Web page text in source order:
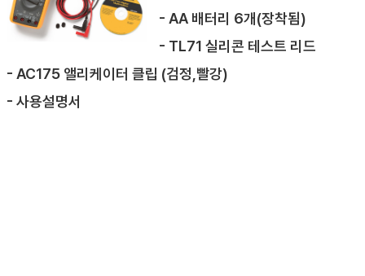
- AA 배터리 6개(장착됨)
- TL71 실리콘 테스트 리드
- AC175 앨리케이터 클립 (검정,빨강)
- 사용설명서